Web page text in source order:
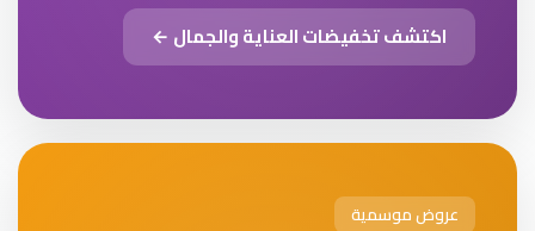
اكتشف تخفيضات العناية والجمال ←
عروض موسمية